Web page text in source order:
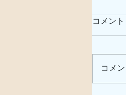
サガ
コメント
コメ